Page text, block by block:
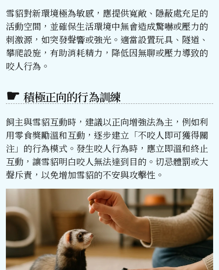
雪貂對新環境極為敏感，應提供寬敞、隱蔽處充足的
活動空間，並確保生活環境中無會造成驚嚇或壓力的
刺激源，如突發聲響或強光。適當設置玩具、隧道、
攀爬設施，有助消耗精力，降低因無聊或壓力導致的
咬人行為。
積極正向的行為訓練
飼主與雪貂互動時，建議以正向增強法為主，例如利
用零食獎勵溫和互動，逐步建立「不咬人即可獲得關
注」的行為模式。發生咬人行為時，應立即溫和終止
互動，讓雪貂明白咬人無法達到目的。切忌體罰或大
聲斥責，以免增加雪貂的不安與攻擊性。